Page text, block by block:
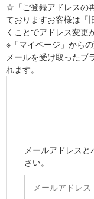
☆「ご登録アドレスの
ておりますお客様は「
くことでアドレス変更
※「マイページ」から
メールを受け取ったブ
れます。
メールアドレス
さい。